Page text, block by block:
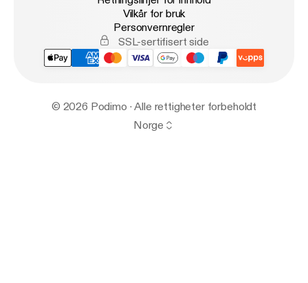
Vilkår for bruk
Personvernregler
SSL-sertifisert side
© 2026 Podimo · Alle rettigheter forbeholdt
Norge